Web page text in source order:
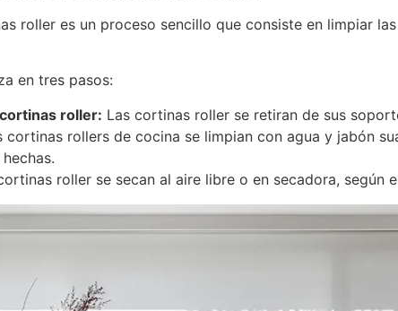
roller es un proceso sencillo que consiste en limpiar
en tres pasos:
roller: Las cortinas roller se retiran de sus
cortinas rollers de cocina se limpian con agua y jabón
roller se secan al aire libre o en secadora, según